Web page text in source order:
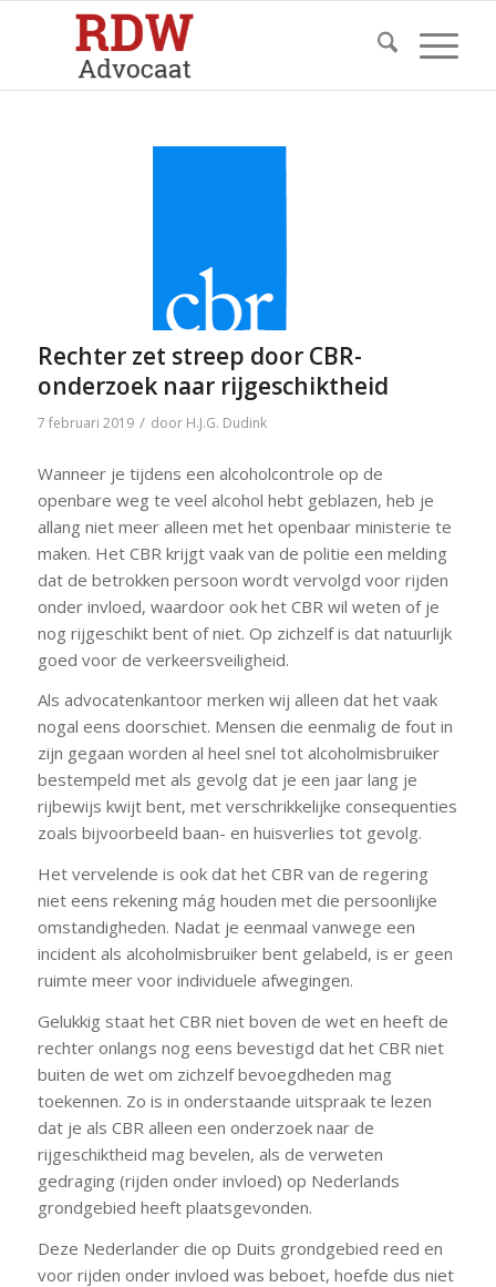
Rechter zet streep door CBR-
onderzoek naar rijgeschiktheid
7 februari 2019 / door H.J.G. Dudink
Wanneer je tijdens een alcoholcontrole op de
openbare weg te veel alcohol hebt geblazen, heb je
allang niet meer alleen met het openbaar ministerie te
maken. Het CBR krijgt vaak van de politie een melding
dat de betrokken persoon wordt vervolgd voor rijden
onder invloed, waardoor ook het CBR wil weten of je
nog rijgeschikt bent of niet. Op zichzelf is dat natuurlijk
goed voor de verkeersveiligheid.
Als advocatenkantoor merken wij alleen dat het vaak
nogal eens doorschiet. Mensen die eenmalig de fout in
zijn gegaan worden al heel snel tot alcoholmisbruiker
bestempeld met als gevolg dat je een jaar lang je
rijbewijs kwijt bent, met verschrikkelijke consequenties
zoals bijvoorbeeld baan- en huisverlies tot gevolg.
Het vervelende is ook dat het CBR van de regering
niet eens rekening mág houden met die persoonlijke
omstandigheden. Nadat je eenmaal vanwege een
incident als alcoholmisbruiker bent gelabeld, is er geen
ruimte meer voor individuele afwegingen.
Gelukkig staat het CBR niet boven de wet en heeft de
rechter onlangs nog eens bevestigd dat het CBR niet
buiten de wet om zichzelf bevoegdheden mag
toekennen. Zo is in onderstaande uitspraak te lezen
dat je als CBR alleen een onderzoek naar de
rijgeschiktheid mag bevelen, als de verweten
gedraging (rijden onder invloed) op Nederlands
grondgebied heeft plaatsgevonden.
Deze Nederlander die op Duits grondgebied reed en
voor rijden onder invloed was beboet, hoefde dus niet